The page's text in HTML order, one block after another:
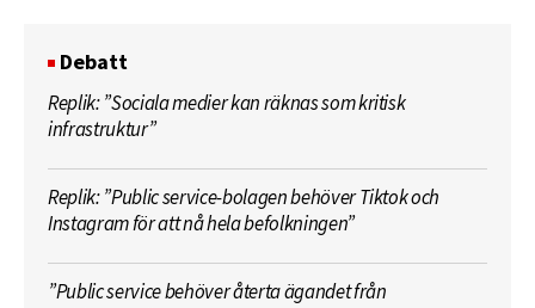
Debatt
Replik: ”Sociala medier kan räknas som kritisk
infrastruktur”
Replik: ”Public service-bolagen behöver Tiktok och
Instagram för att nå hela befolkningen”
”Public service behöver återta ägandet från